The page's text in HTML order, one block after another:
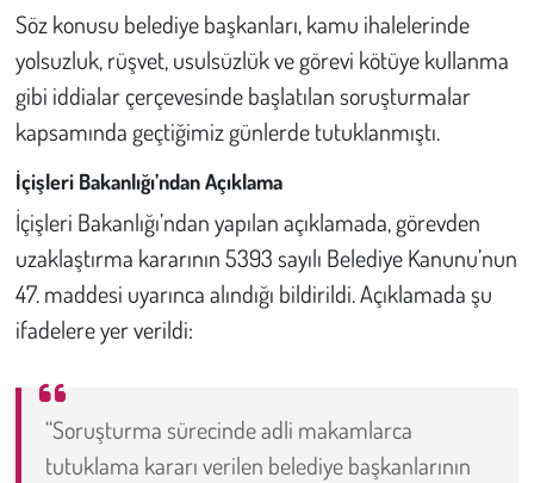
Söz konusu belediye başkanları, kamu ihalelerinde
yolsuzluk, rüşvet, usulsüzlük ve görevi kötüye kullanma
gibi iddialar çerçevesinde başlatılan soruşturmalar
kapsamında geçtiğimiz günlerde tutuklanmıştı.
İçişleri Bakanlığı’ndan Açıklama
İçişleri Bakanlığı’ndan yapılan açıklamada, görevden
uzaklaştırma kararının 5393 sayılı Belediye Kanunu’nun
47. maddesi uyarınca alındığı bildirildi. Açıklamada şu
ifadelere yer verildi:
“Soruşturma sürecinde adli makamlarca
tutuklama kararı verilen belediye başkanlarının